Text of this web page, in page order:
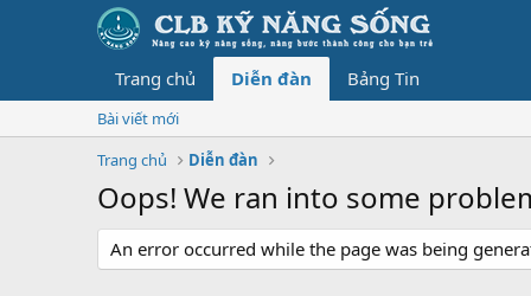
Trang chủ Diễn đàn Bảng Tin
Bài viết mới
Trang chủ
Diễn đàn
Oops! We ran into some
An error occurred while the page was being